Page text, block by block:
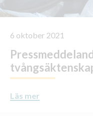
6 oktober 2021
Läs mer